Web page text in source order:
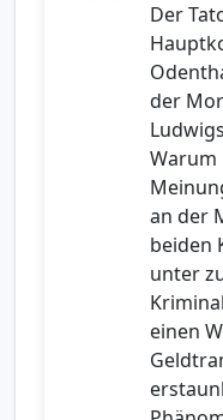
Der
der
Warum
an der
beiden
unter
einen